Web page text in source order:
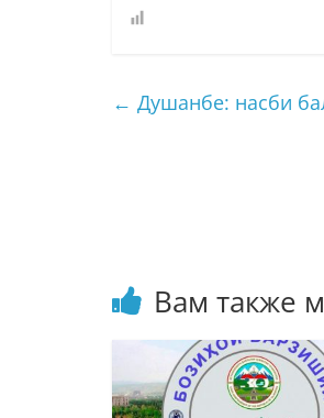
← Душанбе: насби
Вам также